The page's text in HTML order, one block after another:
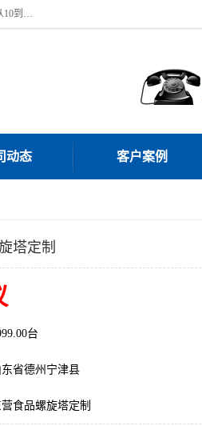
本公司常年出售回收二手地磅，回收出售二手地磅。 近期本公司回收大量二手地磅，型号齐全，宽度从2米到3.5米，长度5米到25米，承重吨位从10到200吨，成色7—9成新。 ? 使用年限6个月至2年，产品来源于个人闲置品，工矿企业停用品，因小换大而来。 精准度和新的一样， 二手地磅是内行人的选择，打个电话就省钱朋友您好等什么
动态 客户案例
塔定制
台
东省德州宁津县
营食品螺旋塔定制